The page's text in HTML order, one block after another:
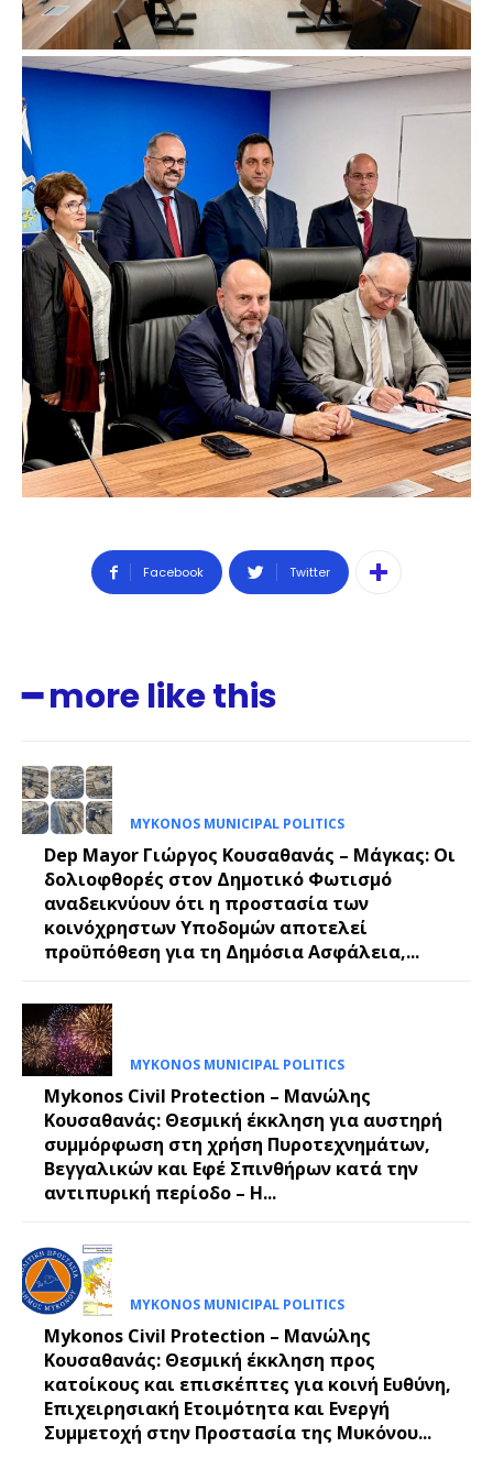
Facebook Twitter
━ more like this
MYKONOS MUNICIPAL POLITICS
Dep Mayor Γιώργος Κουσαθανάς – Μάγκας: Οι
δολιοφθορές στον Δημοτικό Φωτισμό
αναδεικνύουν ότι η προστασία των
κοινόχρηστων Υποδομών αποτελεί
προϋπόθεση για τη Δημόσια Ασφάλεια,...
MYKONOS MUNICIPAL POLITICS
Mykonos Civil Protection – Μανώλης
Κουσαθανάς: Θεσμική έκκληση για αυστηρή
συμμόρφωση στη χρήση Πυροτεχνημάτων,
Βεγγαλικών και Εφέ Σπινθήρων κατά την
αντιπυρική περίοδο – Η...
MYKONOS MUNICIPAL POLITICS
Mykonos Civil Protection – Μανώλης
Κουσαθανάς: Θεσμική έκκληση προς
κατοίκους και επισκέπτες για κοινή Ευθύνη,
Επιχειρησιακή Ετοιμότητα και Ενεργή
Συμμετοχή στην Προστασία της Μυκόνου...